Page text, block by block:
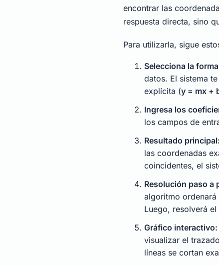
encontrar las
respuesta directa, sino
Para utilizarla, sigue
Selecciona la
datos. El sistema
explícita (y = mx +
Ingresa los
los campos de
Resultado principal:
las coordenadas
coincidentes, el
Resolución paso a
algoritmo ordenará
Luego, resolverá
Gráfico interactivo:
visualizar el
líneas se cortan